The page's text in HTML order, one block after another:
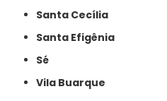
Santa Cecília
Santa Efigênia
Sé
Vila Buarque